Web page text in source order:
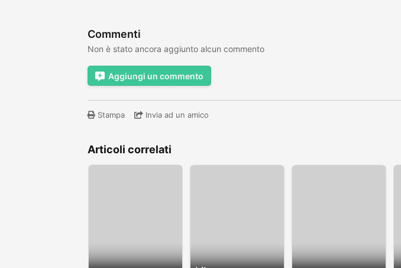
Commenti
Non è stato ancora aggiunto alcun commento
Aggiungi un commento
Stampa Invia ad un amico
Articoli correlati